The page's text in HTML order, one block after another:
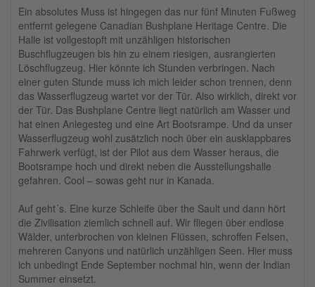
Ein absolutes Muss ist hingegen das nur fünf Minuten Fußweg
entfernt gelegene Canadian Bushplane Heritage Centre. Die
Halle ist vollgestopft mit unzähligen historischen
Buschflugzeugen bis hin zu einem riesigen, ausrangierten
Löschflugzeug. Hier könnte ich Stunden verbringen. Nach
einer guten Stunde muss ich mich leider schon trennen, denn
das Wasserflugzeug wartet vor der Tür. Also wirklich, direkt vor
der Tür. Das Bushplane Centre liegt natürlich am Wasser und
hat einen Anlegesteg und eine Art Bootsrampe. Und da unser
Wasserflugzeug wohl zusätzlich noch über ein ausklappbares
Fahrwerk verfügt, ist der Pilot aus dem Wasser heraus, die
Bootsrampe hoch und direkt neben die Ausstellungshalle
gefahren. Cool – sowas geht nur in Kanada.
Auf geht´s. Eine kurze Schleife über the Sault und dann hört
die Zivilisation ziemlich schnell auf. Wir fliegen über endlose
Wälder, unterbrochen von kleinen Flüssen, schroffen Felsen,
mehreren Canyons und natürlich unzähligen Seen. Hier muss
ich unbedingt Ende September nochmal hin, wenn der Indian
Summer einsetzt.